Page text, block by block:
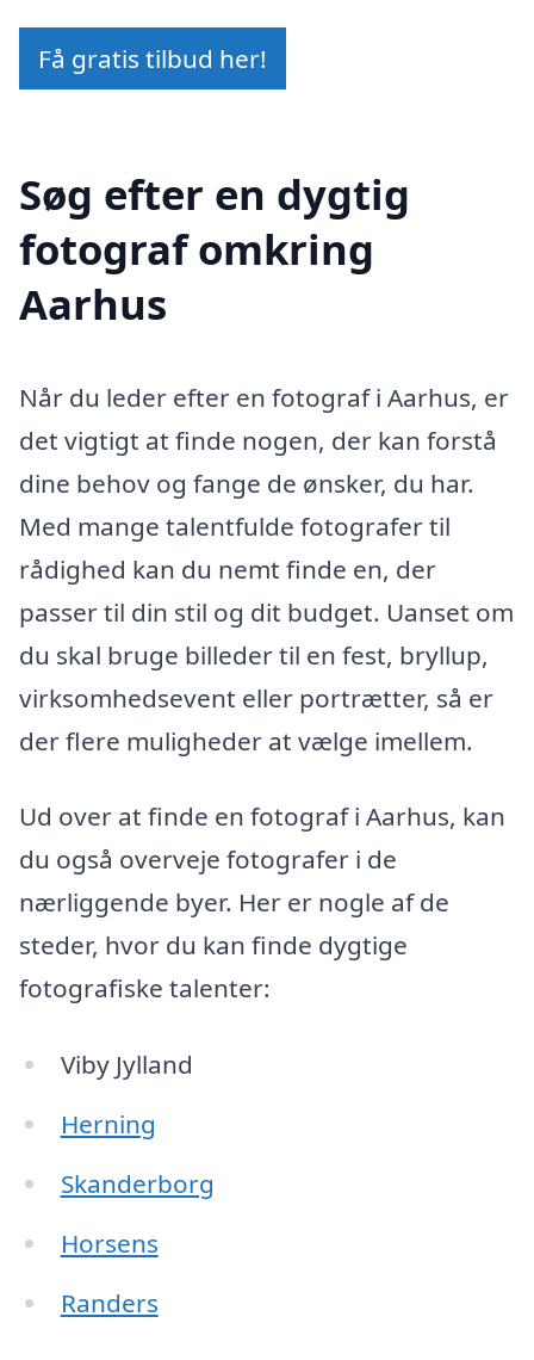
Få gratis tilbud her!
Søg efter en dygtig
fotograf omkring
Aarhus
Når du leder efter en fotograf i Aarhus, er
det vigtigt at finde nogen, der kan forstå
dine behov og fange de ønsker, du har.
Med mange talentfulde fotografer til
rådighed kan du nemt finde en, der
passer til din stil og dit budget. Uanset om
du skal bruge billeder til en fest, bryllup,
virksomhedsevent eller portrætter, så er
der flere muligheder at vælge imellem.
Ud over at finde en fotograf i Aarhus, kan
du også overveje fotografer i de
nærliggende byer. Her er nogle af de
steder, hvor du kan finde dygtige
fotografiske talenter:
Viby Jylland
Herning
Skanderborg
Horsens
Randers